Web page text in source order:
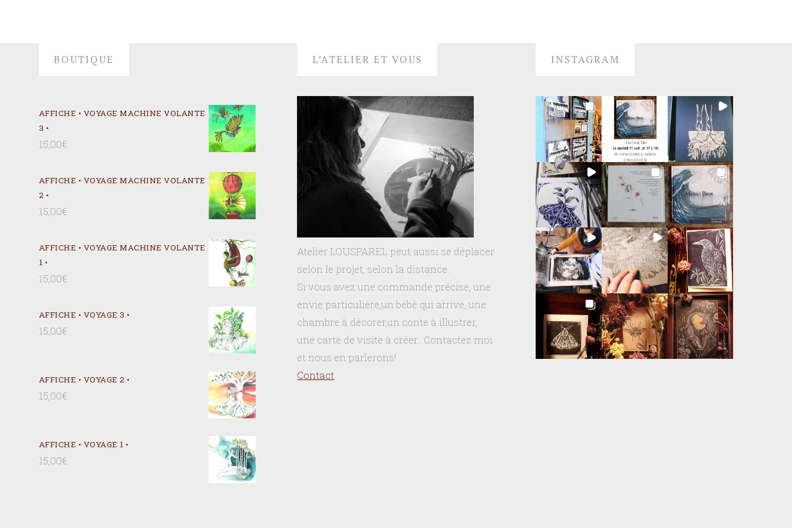
BOUTIQUE
AFFICHE • VOYAGE MACHINE VOLANTE
3 •
15,00€
AFFICHE • VOYAGE MACHINE VOLANTE
2 •
15,00€
AFFICHE • VOYAGE MACHINE VOLANTE
1 •
15,00€
AFFICHE • VOYAGE 3 •
15,00€
AFFICHE • VOYAGE 2 •
15,00€
AFFICHE • VOYAGE 1 •
15,00€
L’ATELIER ET VOUS
Atelier LOUSPAREL peut aussi se déplacer
selon le projet, selon la distance..
Si vous avez une commande précise, une
envie particulière,un bébé qui arrive, une
chambre à décorer,un conte à illustrer,
une carte de visite à créer…Contactez moi
et nous en parlerons!
Contact
INSTAGRAM